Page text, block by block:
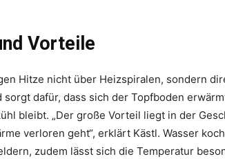
Vorteile
Hitze nicht über Heizspiralen, sondern
sorgt dafür, dass sich der Topfboden
bleibt. „Der große Vorteil liegt in der
verloren geht“, erklärt Kästl. Wasser
zudem lässt sich die Temperatur